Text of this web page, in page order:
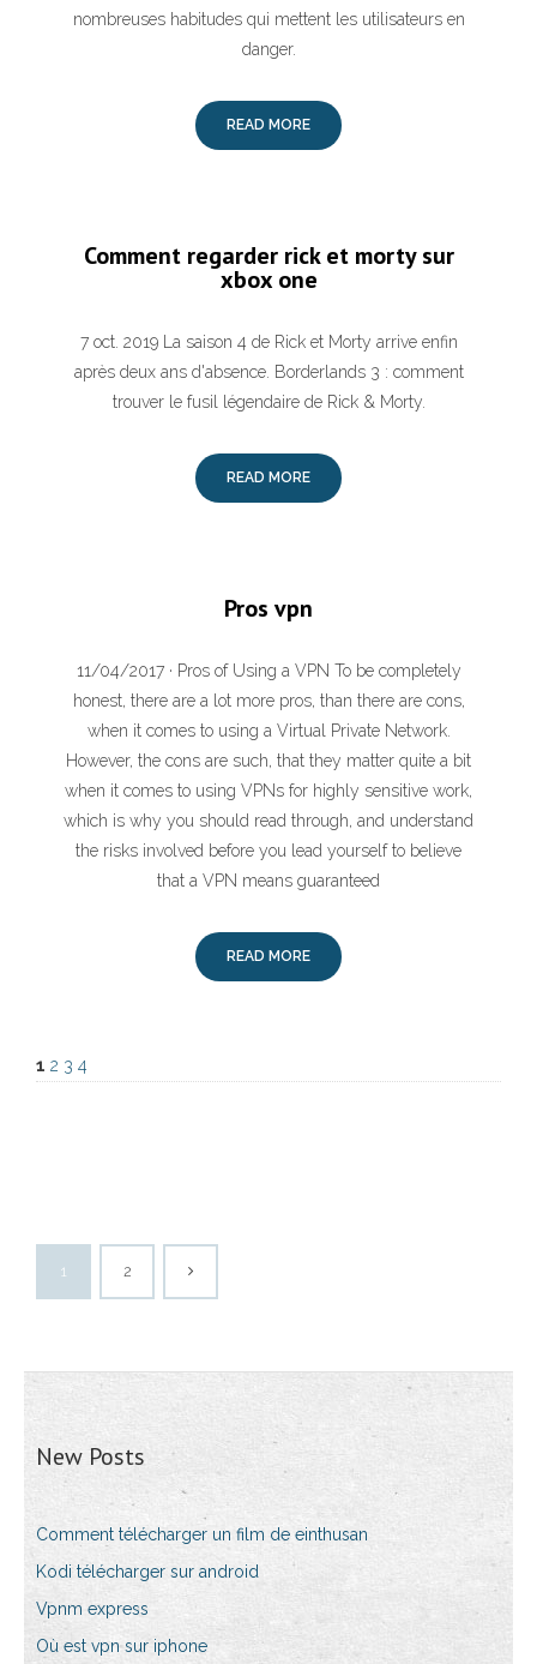
nombreuses habitudes qui mettent les utilisateurs en
danger.
READ MORE
Comment regarder rick et morty sur
xbox one
7 oct. 2019 La saison 4 de Rick et Morty arrive enfin
après deux ans d'absence. Borderlands 3 : comment
trouver le fusil légendaire de Rick & Morty.
READ MORE
Pros vpn
11/04/2017 · Pros of Using a VPN To be completely
honest, there are a lot more pros, than there are cons,
when it comes to using a Virtual Private Network.
However, the cons are such, that they matter quite a bit
when it comes to using VPNs for highly sensitive work,
which is why you should read through, and understand
the risks involved before you lead yourself to believe
that a VPN means guaranteed
READ MORE
1 2 3 4
1 2
New Posts
Comment télécharger un film de einthusan
Kodi télécharger sur android
Vpnm express
Où est vpn sur iphone